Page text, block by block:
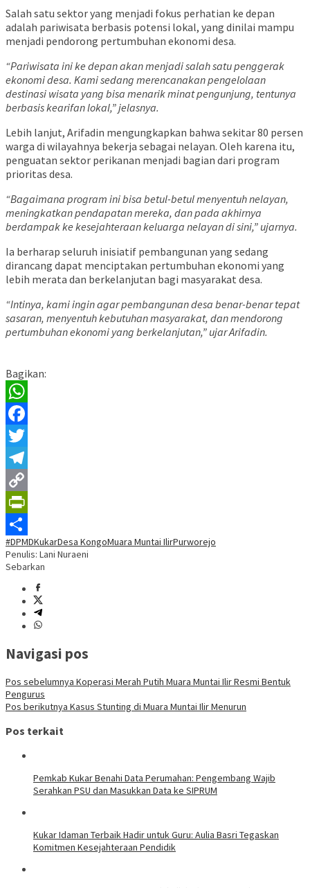
Salah satu sektor yang menjadi fokus perhatian ke depan
adalah pariwisata berbasis potensi lokal, yang dinilai mampu
menjadi pendorong pertumbuhan ekonomi desa.
“Pariwisata ini ke depan akan menjadi salah satu penggerak
ekonomi desa. Kami sedang merencanakan pengelolaan
destinasi wisata yang bisa menarik minat pengunjung, tentunya
berbasis kearifan lokal,” jelasnya.
Lebih lanjut, Arifadin mengungkapkan bahwa sekitar 80 persen
warga di wilayahnya bekerja sebagai nelayan. Oleh karena itu,
penguatan sektor perikanan menjadi bagian dari program
prioritas desa.
“Bagaimana program ini bisa betul-betul menyentuh nelayan,
meningkatkan pendapatan mereka, dan pada akhirnya
berdampak ke kesejahteraan keluarga nelayan di sini,” ujarnya.
Ia berharap seluruh inisiatif pembangunan yang sedang
dirancang dapat menciptakan pertumbuhan ekonomi yang
lebih merata dan berkelanjutan bagi masyarakat desa.
“Intinya, kami ingin agar pembangunan desa benar-benar tepat
sasaran, menyentuh kebutuhan masyarakat, dan mendorong
pertumbuhan ekonomi yang berkelanjutan,” ujar Arifadin.
Bagikan:
WhatsApp
Facebook
Twitter
Telegram
Copy
Link
PrintFriendly
Share
#DPMDKukarDesa KongoMuara Muntai IlirPurworejo
Penulis: Lani Nuraeni
Sebarkan
Navigasi pos
Pos sebelumnya Koperasi Merah Putih Muara Muntai Ilir Resmi Bentuk
Pengurus
Pos berikutnya Kasus Stunting di Muara Muntai Ilir Menurun
Pos terkait
Pemkab Kukar Benahi Data Perumahan: Pengembang Wajib
Serahkan PSU dan Masukkan Data ke SIPRUM
Kukar Idaman Terbaik Hadir untuk Guru: Aulia Basri Tegaskan
Komitmen Kesejahteraan Pendidik